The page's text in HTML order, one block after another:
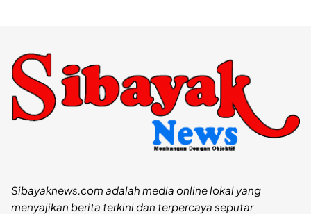
Sibayaknews.com adalah media online lokal yang
menyajikan berita terkini dan terpercaya seputar